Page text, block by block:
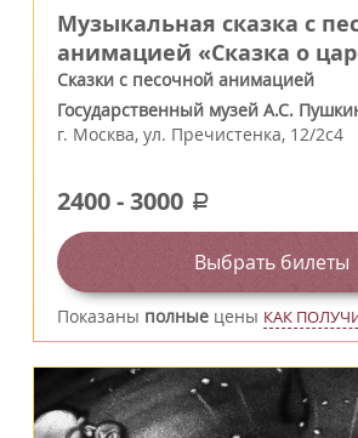
Музыкальная сказка с
анимацией «Сказка о
Сказки с песочной анимацией
Государственный музей А.С.
г. Москва, ул. Пречистенка, 12/2c4
2400-3000 a
Выбрать билеты
Показаны полные цены КАК